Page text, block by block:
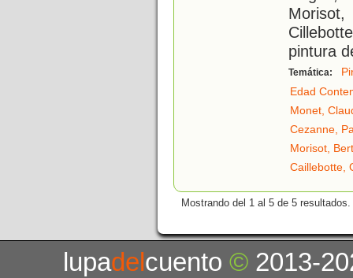
pintura
Temática:
Edad
Monet,
Cezanne,
Morisot,
Caillebotte,
Mostrando del 1 al 5 de 5 resultados.
lupadelcuento© 2013-